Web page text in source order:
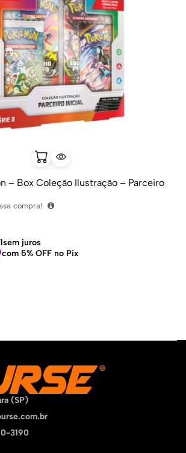
– Box Coleção Ilustração – Parceiro
compra!
sem juros
com 5% OFF no Pix
(SP)
3190